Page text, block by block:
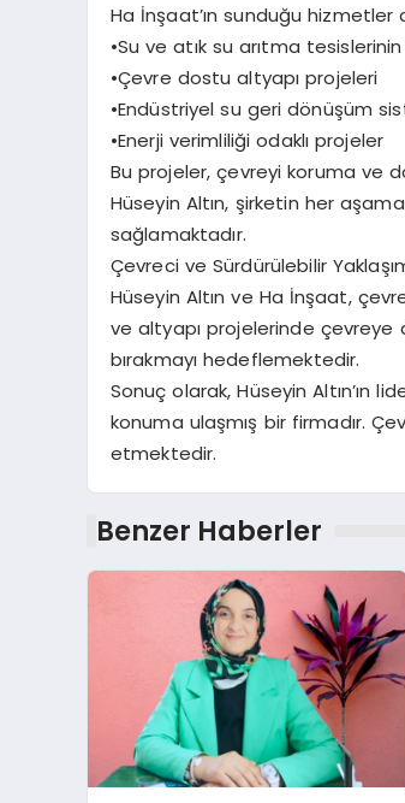
Ha İnşaat’ın sunduğu hizmetler
•Su ve atık su arıtma tesislerinin
•Çevre dostu altyapı projeleri
•Endüstriyel su geri dönüşüm
•Enerji verimliliği odaklı projeler
Bu projeler, çevreyi koruma ve
Hüseyin Altın, şirketin her
sağlamaktadır.
Çevreci ve Sürdürülebilir
Hüseyin Altın ve Ha İnşaat,
ve altyapı projelerinde çevreye
bırakmayı hedeflemektedir.
Sonuç olarak, Hüseyin Altın’ın
konuma ulaşmış bir firmadır.
etmektedir.
Benzer Haberler